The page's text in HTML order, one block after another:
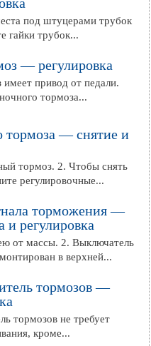
под штуцерами трубок
гайки трубок...
— регулировка
привод от педали.
тормоза...
тормоза — снятие и
тормоз. 2. Чтобы снять
регулировочные...
торможения —
и регулировка
от массы. 2. Выключатель
в верхней...
тормозов —
тормозов не требует
кроме...